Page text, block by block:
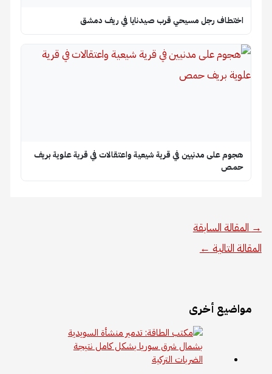
اختطاف رجل مسيحي قرب صيدنايا في ريف دمشق
هجوم على مدنيين في قرية شيعية واعتقالات في قرية علوية بريف
حمص
→ المقالة السابقة
المقالة التالية ←
مواضيع أخرى